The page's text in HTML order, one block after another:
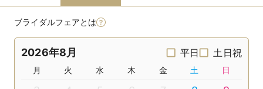
ブライダルフェアとは
2026年8月 平日 土日祝
月 火 水 木 金 土 日